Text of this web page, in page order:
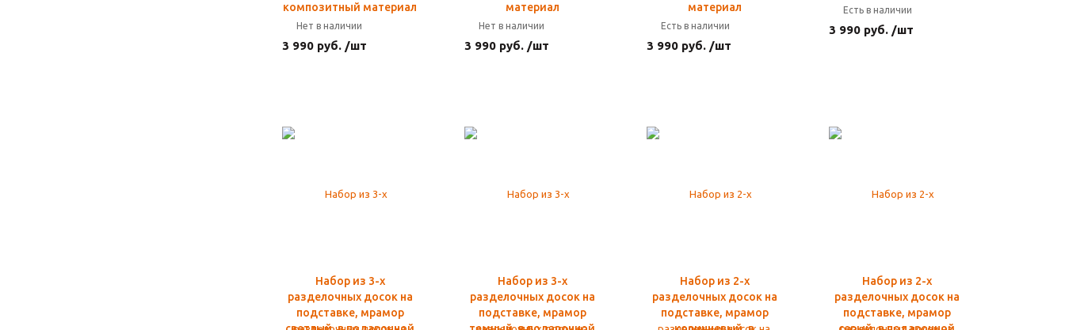
композитный материал
Нет в наличии
3 990 руб. /шт
материал
Нет в наличии
3 990 руб. /шт
материал
Есть в наличии
3 990 руб. /шт
Есть в наличии
3 990 руб. /шт
Набор из 3-х
разделочных досок на
подставке, мрамор
Набор из 3-х
разделочных досок на
подставке, мрамор
Набор из 2-х
разделочных досок на
подставке, мрамор
Набор из 2-х
разделочных досок на
подставке, мрамор